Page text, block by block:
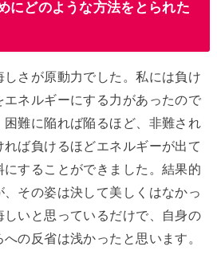
にどのような方法をとられた
さが原動力でした。私には負け
ネルギーにする力があったので
難に陥れば陥るほど、非難され
ば負けるほどエネルギーが出て
することができました。結果的
その姿は決して美しくはなかっ
いと思っているだけで、自身の
の反省は浅かったと思います。